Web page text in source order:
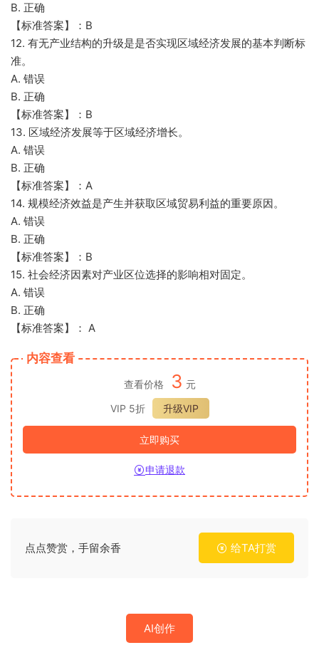
B. 正确
【标准答案】：B
12. 有无产业结构的升级是是否实现区域经济发展的基本判断标
准。
A. 错误
B. 正确
【标准答案】：B
13. 区域经济发展等于区域经济增长。
A. 错误
B. 正确
【标准答案】：A
14. 规模经济效益是产生并获取区域贸易利益的重要原因。
A. 错误
B. 正确
【标准答案】：B
15. 社会经济因素对产业区位选择的影响相对固定。
A. 错误
B. 正确
【标准答案】： A
内容查看
查看价格 3 元
VIP 5折
升级VIP
立即购买
申请退款
点点赞赏，手留余香 给TA打赏
AI创作